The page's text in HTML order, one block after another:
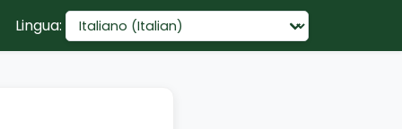
Lingua: